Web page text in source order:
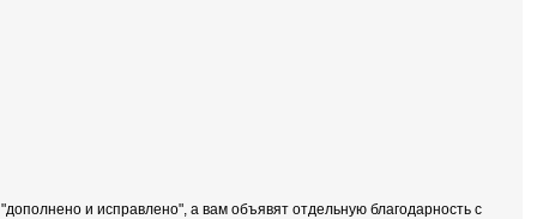
и исправлено", а вам объявят отдельную благодарность с